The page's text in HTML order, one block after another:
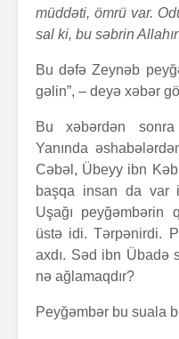
müddəti, ömrü var.
sal ki, bu səbrin
Bu dəfə Zeynəb
gəlin”, – deyə xəbər
Bu xəbərdən
Yanında
Cəbəl, Übeyy ibn
başqa insan da var
Uşağı peyğəmbərin
üstə idi. Tərpənirdi.
axdı. Səd ibn Übadə
nə ağlamaqdır?
Peyğəmbər bu suala